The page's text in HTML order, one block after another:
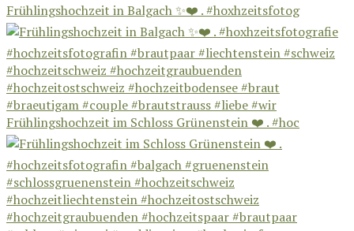
Frühlingshochzeit in Balgach ✨❤️ . #hoxhzeitsfotog
Frühlingshochzeit im Schloss Grünenstein ❤️ . #hoc